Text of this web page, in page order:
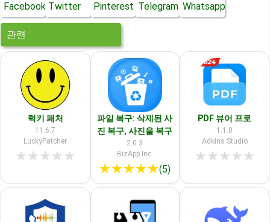
Facebook Twitter Pinterest Telegram Whatsapp
관련
럭키 패처
11.6.7
LuckyPatcher
★★★★★
파일 복구: 삭제된 사
진 복구, 사진을 복구
2.0.3
BizApp Inc.
★★★★★(5)
PDF 뷰어 프로
1.1.0
Adkins Studio
★★★★★